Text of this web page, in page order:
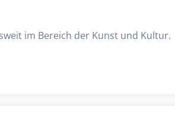
im Bereich der Kunst und Kultur.